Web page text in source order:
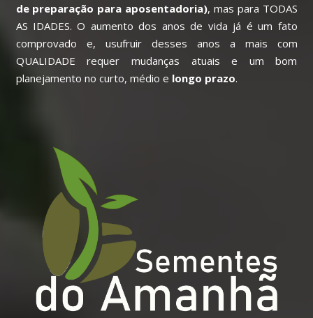
de preparação para aposentadoria), mas para TODAS
AS IDADES. O aumento dos anos de vida já é um fato
comprovado e, usufruir desses anos a mais com
QUALIDADE requer mudanças atuais e um bom
planejamento no curto, médio e longo prazo.